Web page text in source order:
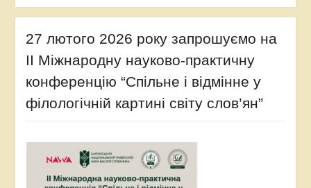
27 лютого 2026 року запрошуємо на
ІІ Міжнародну науково-практичну
конференцію “Спільне і відмінне у
філологічній картині світу слов’ян”